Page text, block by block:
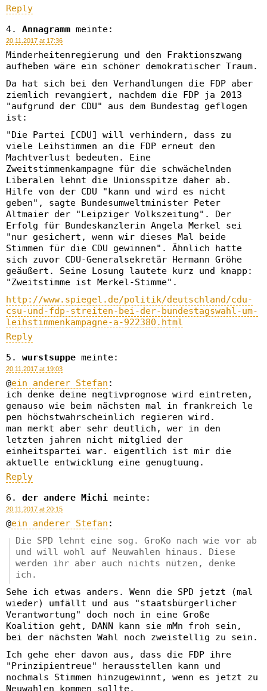
Reply
Annagramm meinte:
20.11.2017 at 17:36
Minderheitenregierung und den Fraktionszwang
aufheben wäre ein schöner demokratischer Traum.
Da hat sich bei den Verhandlungen die FDP aber
ziemlich revangiert, nachdem die FDP ja 2013
"aufgrund der CDU" aus dem Bundestag geflogen
ist:
"Die Partei [CDU] will verhindern, dass zu
viele Leihstimmen an die FDP erneut den
Machtverlust bedeuten. Eine
Zweitstimmenkampagne für die schwächelnden
Liberalen lehnt die Unionsspitze daher ab.
Hilfe von der CDU "kann und wird es nicht
geben", sagte Bundesumweltminister Peter
Altmaier der "Leipziger Volkszeitung". Der
Erfolg für Bundeskanzlerin Angela Merkel sei
"nur gesichert, wenn wir dieses Mal beide
Stimmen für die CDU gewinnen". Ähnlich hatte
sich zuvor CDU-Generalsekretär Hermann Gröhe
geäußert. Seine Losung lautete kurz und knapp:
"Zweitstimme ist Merkel-Stimme".
http://www.spiegel.de/politik/deutschland/cdu-
csu-und-fdp-streiten-bei-der-bundestagswahl-um-
leihstimmenkampagne-a-922380.html
Reply
wurstsuppe meinte:
20.11.2017 at 19:03
@ein anderer Stefan :
ich denke deine negtivprognose wird eintreten,
genauso wie beim nächsten mal in frankreich le
pen höchstwahrscheinlich regieren wird.
man merkt aber sehr deutlich, wer in den
letzten jahren nicht mitglied der
einheitspartei war. eigentlich ist mir die
aktuelle entwicklung eine genugtuung.
Reply
der andere Michi meinte:
20.11.2017 at 20:15
@ein anderer Stefan :
Die SPD lehnt eine sog. GroKo nach wie vor ab
und will wohl auf Neuwahlen hinaus. Diese
werden ihr aber auch nichts nützen, denke
ich.
Sehe ich etwas anders. Wenn die SPD jetzt (mal
wieder) umfällt und aus "staatsbürgerlicher
Verantwortung" doch noch in eine Große
Koalition geht, DANN kann sie mMn froh sein,
bei der nächsten Wahl noch zweistellig zu sein.
Ich gehe eher davon aus, dass die FDP ihre
"Prinzipientreue" herausstellen kann und
nochmals Stimmen hinzugewinnt, wenn es jetzt zu
Neuwahlen kommen sollte.